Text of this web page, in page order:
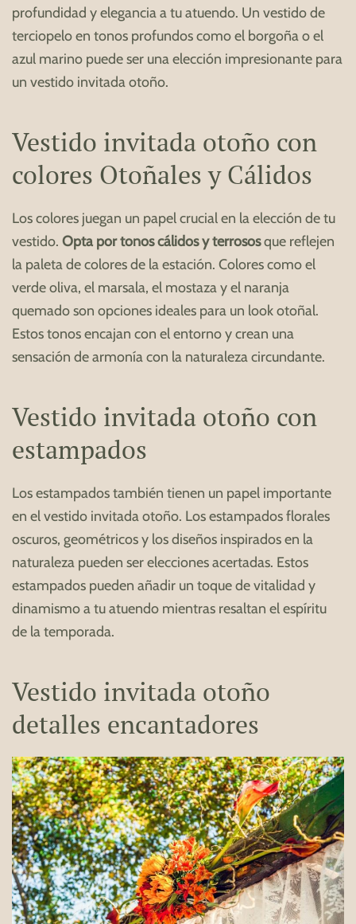
profundidad y elegancia a tu atuendo. Un vestido de
terciopelo en tonos profundos como el borgoña o el
azul marino puede ser una elección impresionante para
un vestido invitada otoño.
Vestido invitada otoño con
colores Otoñales y Cálidos
Los colores juegan un papel crucial en la elección de tu
vestido. Opta por tonos cálidos y terrososque reflejen
la paleta de colores de la estación. Colores como el
verde oliva, el marsala, el mostaza y el naranja
quemado son opciones ideales para un look otoñal.
Estos tonos encajan con el entorno y crean una
sensación de armonía con la naturaleza circundante.
Vestido invitada otoño con
estampados
Los estampados también tienen un papel importante
en el vestido invitada otoño. Los estampados florales
oscuros, geométricos y los diseños inspirados en la
naturaleza pueden ser elecciones acertadas. Estos
estampados pueden añadir un toque de vitalidad y
dinamismo a tu atuendo mientras resaltan el espíritu
de la temporada.
Vestido invitada otoño
detalles encantadores